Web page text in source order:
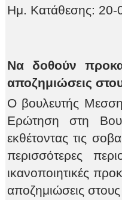
Ημ. Κατάθεσης: 20-
Να δοθούν
αποζημιώσεις
Ο βουλευτής
Ερώτηση στη
εκθέτοντας τις
περισσότερες
ικανοποιητικές
αποζημιώσεις